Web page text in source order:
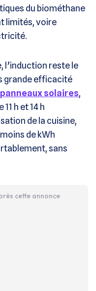
du biométhane
limités, voire
l’induction reste le
grande efficacité
solaires,
h et 14 h
de la cuisine,
de kWh
sans
cette annonce